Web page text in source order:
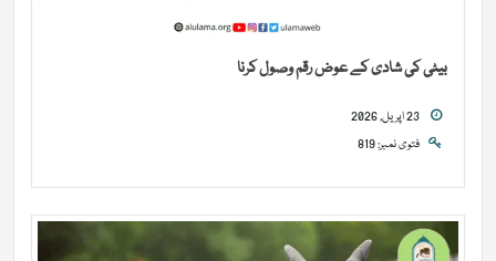
بیٹی کی شادی کے عوض رقم وصول کرنا
فتوی نمبر: 819